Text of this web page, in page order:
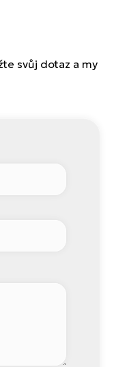
svůj dotaz a my